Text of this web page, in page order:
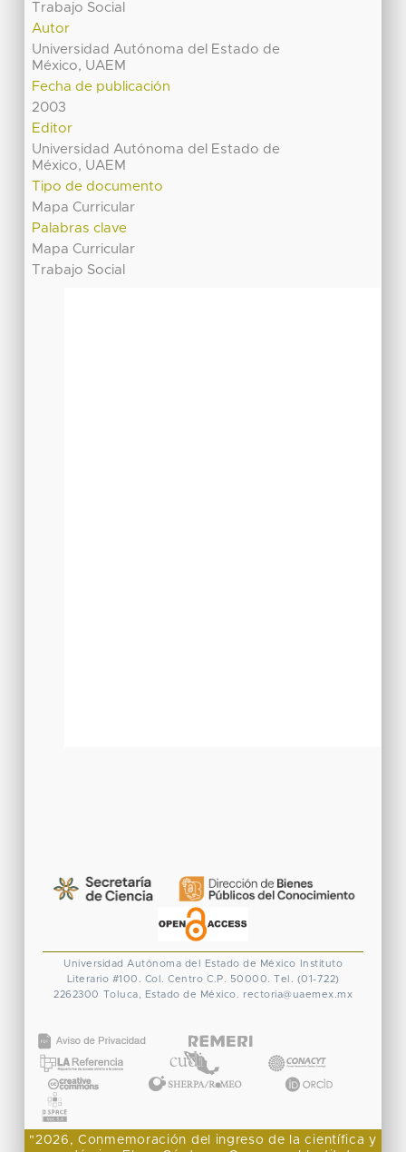
Trabajo Social
Autor
Universidad Autónoma del Estado de
México, UAEM
Fecha de publicación
2003
Editor
Universidad Autónoma del Estado de
México, UAEM
Tipo de documento
Mapa Curricular
Palabras clave
Mapa Curricular
Trabajo Social
Universidad Autónoma del Estado de México
Instituto
Literario #100. Col. Centro C.P. 50000. Tel. (01-722)
2262300 Toluca, Estado de México. rectoria@uaemex.mx
"2026, Conmemoración del ingreso de la científica y